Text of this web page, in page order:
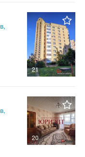
21
20